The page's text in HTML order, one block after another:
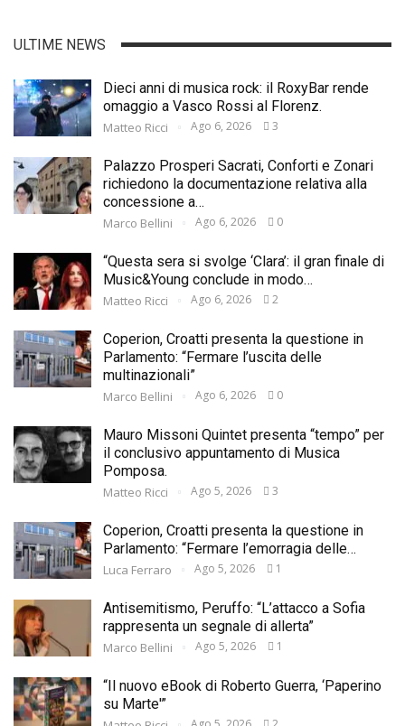
ULTIME NEWS
Dieci anni di musica rock: il RoxyBar rende
omaggio a Vasco Rossi al Florenz.
Matteo Ricci Ago 6, 2026 3
Palazzo Prosperi Sacrati, Conforti e Zonari
richiedono la documentazione relativa alla
concessione a…
Marco Bellini Ago 6, 2026 0
“Questa sera si svolge ‘Clara’: il gran finale di
Music&Young conclude in modo…
Matteo Ricci Ago 6, 2026 2
Coperion, Croatti presenta la questione in
Parlamento: “Fermare l’uscita delle
multinazionali”
Marco Bellini Ago 6, 2026 0
Mauro Missoni Quintet presenta “tempo” per
il conclusivo appuntamento di Musica
Pomposa.
Matteo Ricci Ago 5, 2026 3
Coperion, Croatti presenta la questione in
Parlamento: “Fermare l’emorragia delle…
Luca Ferraro Ago 5, 2026 1
Antisemitismo, Peruffo: “L’attacco a Sofia
rappresenta un segnale di allerta”
Marco Bellini Ago 5, 2026 1
“Il nuovo eBook di Roberto Guerra, ‘Paperino
su Marte'”